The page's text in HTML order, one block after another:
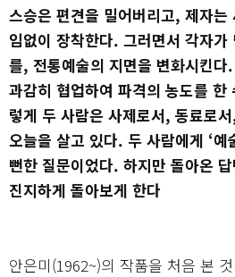
스승은 편견을 밀어버리고, 제자는
임없이 장착한다. 그러면서 각자가
를, 전통예술의 지면을 변화시킨다
과감히 협업하여 파격의 농도를 한
렇게 두 사람은 사제로서, 동료로
오늘을 살고 있다. 두 사람에게 ‘예
뻔한 질문이었다. 하지만 돌아온
진지하게 돌아보게 한다
안은미(1962~)의 작품을 처음 본